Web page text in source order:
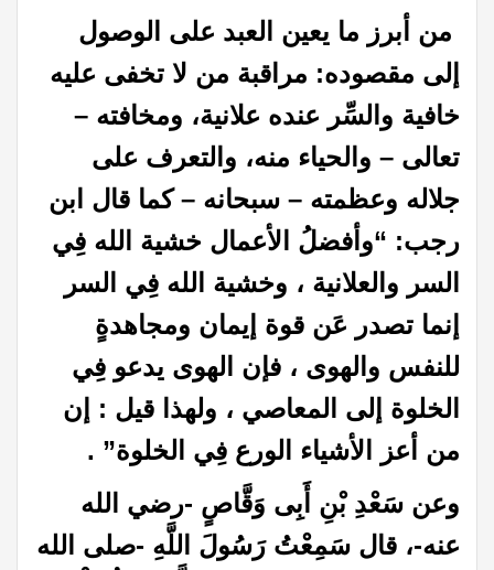
من أبرز ما يعين العبد على الوصول
إلى مقصوده: مراقبة من لا تخفى عليه
خافية والسِّر عنده علانية، ومخافته –
تعالى – والحياء منه، والتعرف على
جلاله وعظمته – سبحانه – كما قال ابن
رجب: “وأفضلُ الأعمال خشية الله فِي
السر والعلانية ، وخشية الله فِي السر
إنما تصدر عَن قوة إيمان ومجاهدةٍ
للنفس والهوى ، فإن الهوى يدعو فِي
الخلوة إلى المعاصي ، ولهذا قيل : إن
من أعز الأشياء الورع فِي الخلوة”
.
وعن سَعْدِ بْنِ أَبِى وَقَّاصٍ -رضي الله
عنه-، قال سَمِعْتُ رَسُولَ اللَّهِ -صلى الله